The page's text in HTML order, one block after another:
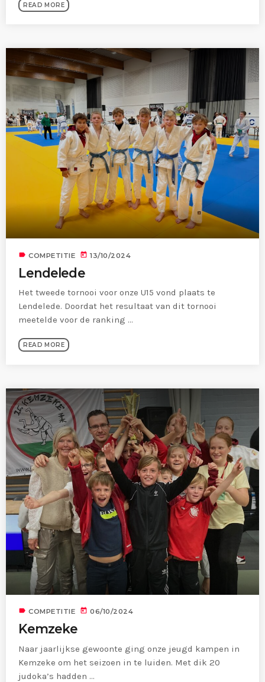
READ MORE
label COMPETITIE today 13/10/2024
Lendelede
Het tweede tornooi voor onze U15 vond plaats te
Lendelede. Doordat het resultaat van dit tornooi
meetelde voor de ranking ...
READ MORE
label COMPETITIE today 06/10/2024
Kemzeke
Naar jaarlijkse gewoonte ging onze jeugd kampen in
Kemzeke om het seizoen in te luiden. Met dik 20
judoka’s hadden ...